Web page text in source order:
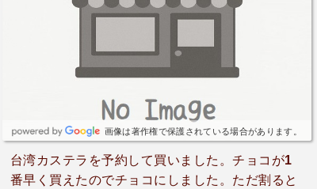
画像は著作権で保護されている場合があります。
台湾カステラを予約して買いました。チョコが1
番早く買えたのでチョコにしました。ただ割ると